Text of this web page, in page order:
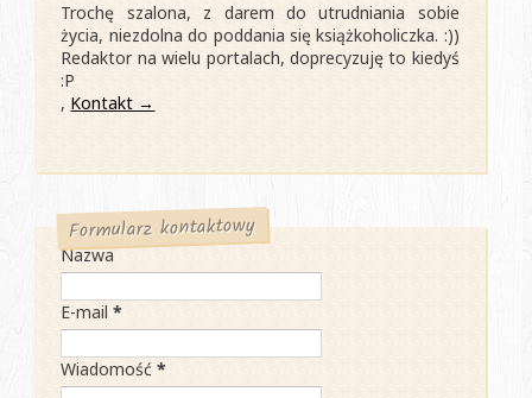
Trochę szalona, z darem do utrudniania sobie
życia, niezdolna do poddania się książkoholiczka. :))
Redaktor na wielu portalach, doprecyzuję to kiedyś
:P
, Kontakt →
Formularz kontaktowy
Nazwa
E-mail*
Wiadomość*